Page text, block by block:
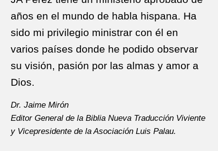
años en el mundo de habla hispana. Ha
sido mi privilegio ministrar con él en
varios países donde he podido observar
su visión, pasión por las almas y amor a
Dios.
Dr. Jaime Mirón
Editor General de la Biblia Nueva Traducción Viviente
y Vicepresidente de la Asociación Luis Palau.